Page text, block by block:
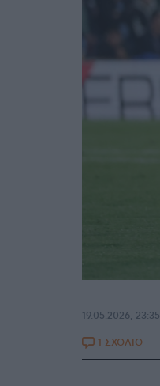
19.05.2026, 23:35
1 ΣΧΟΛΙΟ